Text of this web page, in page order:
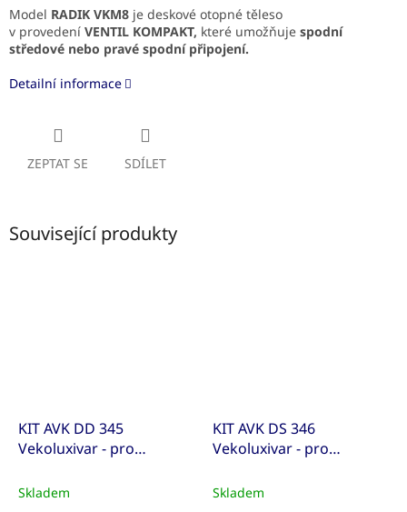
Model RADIK VKM8 je deskové otopné těleso
v provedení VENTIL KOMPAKT, které umožňuje spodní
středové nebo pravé spodní připojení.
Detailní informace
ZEPTAT SE SDÍLET
Související produkty
KIT AVK DD 345
Vekoluxivar - pro
1/2"xEK; 15x1; přímé
Skladem
KIT AVK DS 346
Vekoluxivar - pro
1/2"xEK; 15x1; rohové
Skladem